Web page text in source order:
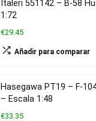
Italeri 551142 – B-58
1:72
€29.45
Añadir para comparar
Hasegawa PT19 – F-
– Escala 1:48
€33.35